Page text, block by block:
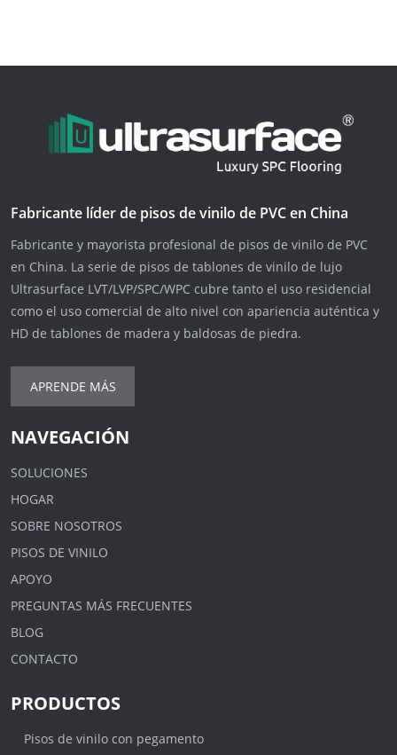
Fabricante líder de pisos de vinilo de PVC en China
Fabricante y mayorista profesional de pisos de vinilo de PVC
en China. La serie de pisos de tablones de vinilo de lujo
Ultrasurface LVT/LVP/SPC/WPC cubre tanto el uso residencial
como el uso comercial de alto nivel con apariencia auténtica y
HD de tablones de madera y baldosas de piedra.
APRENDE MÁS
NAVEGACIÓN
SOLUCIONES
HOGAR
SOBRE NOSOTROS
PISOS DE VINILO
APOYO
PREGUNTAS MÁS FRECUENTES
BLOG
CONTACTO
PRODUCTOS
Pisos de vinilo con pegamento